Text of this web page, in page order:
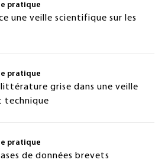
pratique
une veille scientifique sur les
pratique
grise dans une veille
technique
pratique
de données brevets